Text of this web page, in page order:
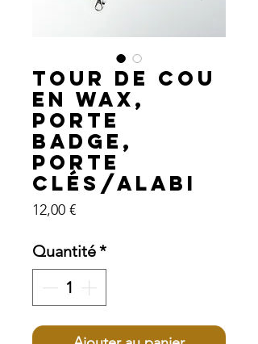
Tour de cou
en wax,
porte
badge,
porte
clés/ALABI
12,00 €Prix
Quantité*